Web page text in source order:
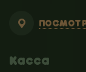
Касса